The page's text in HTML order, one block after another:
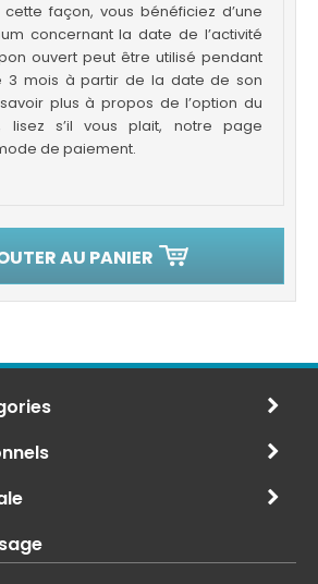
concernant la date de l’activité
ouvert peut être utilisé pendant
3 mois à partir de la date de son
plus à propos de l’option du
lisez s’il vous plait, notre page
de paiement.
AU PANIER